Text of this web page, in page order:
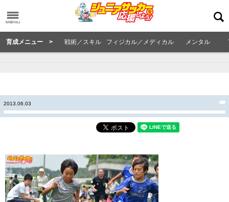
育成メニュー > 戦術／スキル フィジカル／メディカル メンタル
2013.06.03